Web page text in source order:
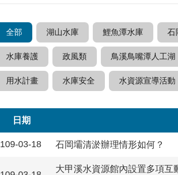
全部 湖山水庫 鯉魚潭水庫 石
水庫養護 政風類 鳥溪鳥嘴潭人工湖
用水計畫 水庫安全 水資源宣導活動
日期
109-03-18 石岡壩清淤辦理情形如何？
大甲溪水資源館內設置多項